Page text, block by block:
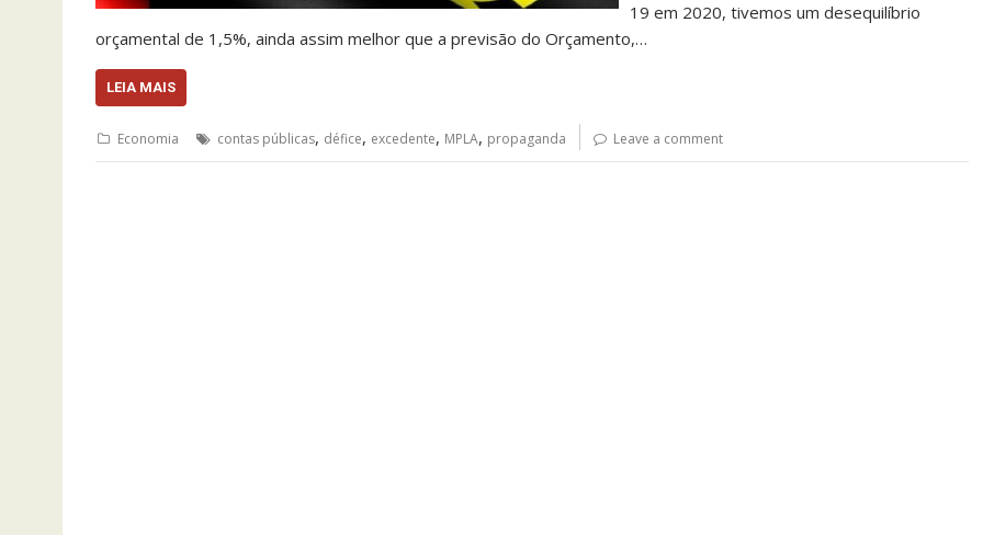
19 em 2020, tivemos um desequilíbrio
orçamental de 1,5%, ainda assim melhor que a previsão do Orçamento,…
LEIA MAIS
Economia contas públicas, défice, excedente, MPLA, propaganda Leave a comment